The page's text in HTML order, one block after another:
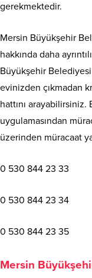
gerekmektedir.
Mersin Büyükşehir
hakkında daha
Büyükşehir
evinizden çıkmadan
hattını
uygulamasından
üzerinden müracaat
0 530 844 23 33
0 530 844 23 34
0 530 844 23 35
Mersin